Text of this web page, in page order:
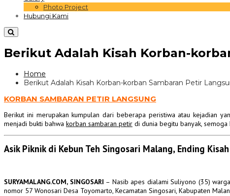
Photo Project
Hubungi Kami
Berikut Adalah Kisah Korban-
Home
Berikut Adalah Kisah Korban-korban Sambaran Petir
KORBAN SAMBARAN PETIR LANGSUNG
Berikut ini merupakan kumpulan dari beberapa peristiwa atau kejadian
menjadi bukti bahwa korban sambaran petir di dunia begitu banyak,
Asik Piknik di Kebun Teh Singosari Malang, Ending
SURYAMALANG.COM, SINGOSARI – Nasib apes dialami Suliyono (35)
nomor 57 Wonosari Desa Toyomarto, Kecamatan Singosari, Kabupaten